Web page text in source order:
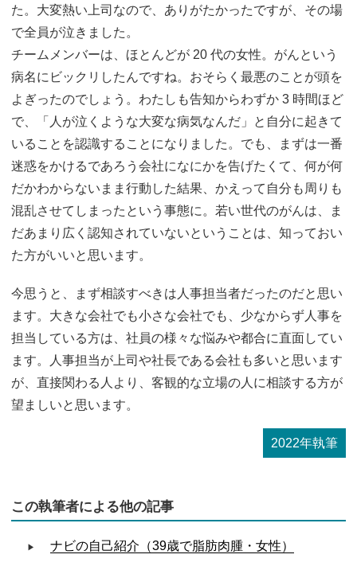
た。大変熱い上司なので、ありがたかったですが、その場
で全員が泣きました。
チームメンバーは、ほとんどが 20 代の女性。がんという
病名にビックリしたんですね。おそらく最悪のことが頭を
よぎったのでしょう。わたしも告知からわずか 3 時間ほど
で、「人が泣くような大変な病気なんだ」と自分に起きて
いることを認識することになりました。でも、まずは一番
迷惑をかけるであろう会社になにかを告げたくて、何が何
だかわからないまま行動した結果、かえって自分も周りも
混乱させてしまったという事態に。若い世代のがんは、ま
だあまり広く認知されていないということは、知っておい
た方がいいと思います。
今思うと、まず相談すべきは人事担当者だったのだと思い
ます。大きな会社でも小さな会社でも、少なからず人事を
担当している方は、社員の様々な悩みや都合に直面してい
ます。人事担当が上司や社長である会社も多いと思います
が、直接関わる人より、客観的な立場の人に相談する方が
望ましいと思います。
2022年執筆
この執筆者による他の記事
ナビの自己紹介（39歳で脂肪肉腫・女性）